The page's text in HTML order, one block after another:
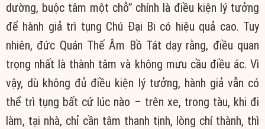
dường, buộc tâm một chỗ” chính là điều kiện lý tưởng
để hành giả trì tụng Chú Đại Bi có hiệu quả cao. Tuy
nhiên, đức Quán Thế Âm Bồ Tát dạy rằng, điều quan
trọng nhất là thành tâm và không mưu cầu điều ác. Vì
vậy, dù không đủ điều kiện lý tưởng, hành giả vẫn có
thể trì tụng bất cứ lúc nào – trên xe, trong tàu, khi đi
làm, tại nhà, chỉ cần tâm thanh tịnh, lòng chí thành, thì